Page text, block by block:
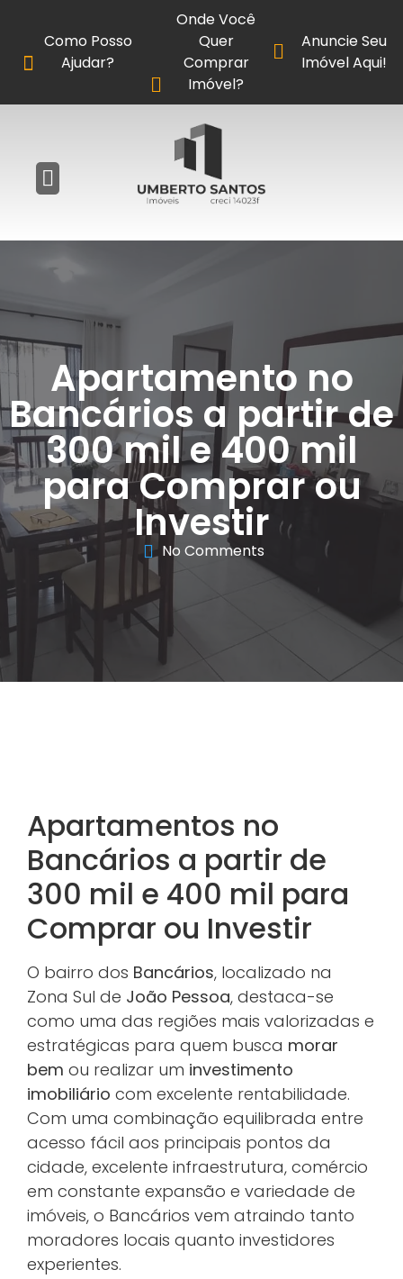
Anuncie Seu
Imóvel Aqui!
Como Posso
Ajudar?
Onde Você
Quer
Comprar
Imóvel?
Apartamento no
Bancários a partir de
300 mil e 400 mil
para Comprar ou
Investir
No Comments
Apartamentos no
Bancários a partir de
300 mil e 400 mil para
Comprar ou Investir
O bairro dos Bancários, localizado na
Zona Sul de João Pessoa, destaca-se
como uma das regiões mais valorizadas e
estratégicas para quem busca morar
bem ou realizar um investimento
imobiliário com excelente rentabilidade.
Com uma combinação equilibrada entre
acesso fácil aos principais pontos da
cidade, excelente infraestrutura, comércio
em constante expansão e variedade de
imóveis, o Bancários vem atraindo tanto
moradores locais quanto investidores
experientes.